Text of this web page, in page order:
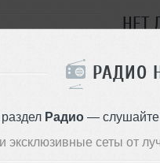
РАДИО
Радио— слушайте
эксклюзивные сеты от
НЕТ